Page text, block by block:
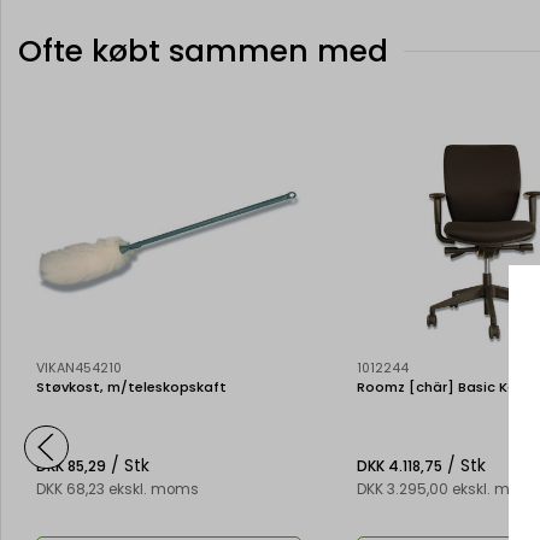
Ofte købt sammen med
VIKAN454210
Støvkost, m/teleskopskaft
DKK 85,29 / Stk
DKK 68,23 ekskl. moms
1012244
Roomz [chär] Basic
DKK 4.118,75 / Stk
DKK 3.295,00 ekskl. moms